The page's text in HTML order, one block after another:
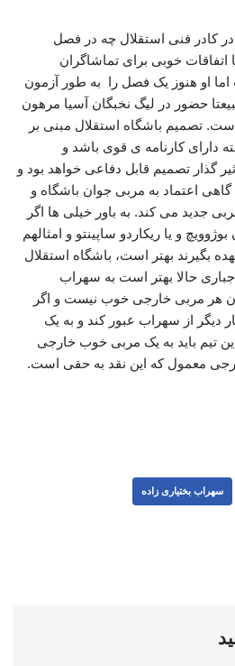
کادر فنی استقلال چه در فصل
خوبی برای تماشاگران
او هنوز یک فصل را به طور آزمون
حضور در لیگ نخبگان آسیا مرهون
تصمیم باشگاه استقلال مبنی بر
دارای کارنامه ی قوی باشد و
گذار تصمیم قابل دفاعی خواهد بود و
اعتماد به مربی جوان باشگاه و
جدید می کند. به باور خیلی ها اگر
و یا ریکاردو ساپینتو و امثالهم
بگیرند بهتر است، باشگاه استقلال
حالا بهتر است به سهراب
هر مربی خارجی خوب نیست و اگر
دیگر از سهراب عبور کند و به یک
تیم باید به یک مربی خوب خارجی
معمول که این نقد به حقی است.
سهراب بختیاری زاده